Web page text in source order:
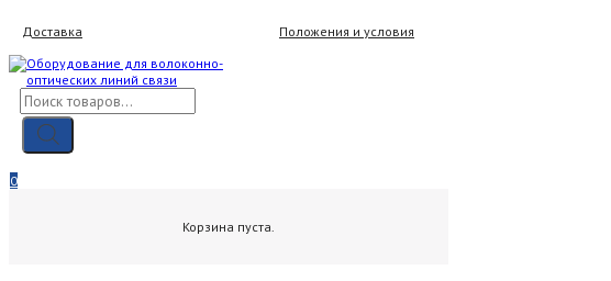
to
content
Доставка Положения и условия
Поиск
товаров
0
Корзина пуста.